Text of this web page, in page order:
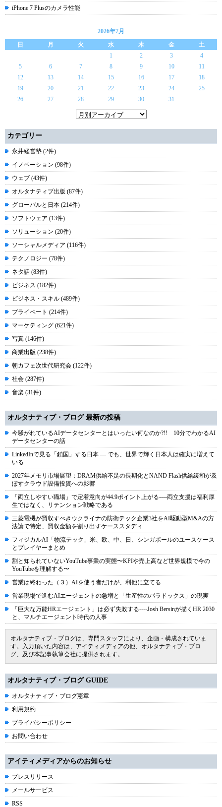
iPhone 7 Plusのカメラ性能
2026年7月
日
月 火 水 木 金
土
1
2 3
4
5
6 7 8 9 10
11
12
13 14 15 16 17
18
19
20 21 22 23 24
25
26
27 28 29 30 31
カテゴリー
永井経営塾 (2件)
イノベーション (98件)
ウェブ (43件)
オルタナティブ出版 (87件)
グローバルと日本 (214件)
ソフトウェア (13件)
ソリューション (20件)
ソーシャルメディア (116件)
テクノロジー (78件)
ネタ話 (83件)
ビジネス (182件)
ビジネス・スキル (489件)
プライベート (214件)
マーケティング (621件)
写真 (146件)
商業出版 (238件)
朝カフェ次世代研究会 (122件)
社会 (287件)
音楽 (31件)
オルタナティブ・ブログ 最新の投稿
今騒がれているAIデータセンターとはいったい何なのか?!! 10分でわかるAI
データセンターの話
LinkedInで見る「鎖国」する日本 ― でも、世界で輝く日本人は確実に増えて
いる
2027年メモリ市場展望：DRAM供給不足の長期化とNAND Flash供給緩和が及
ぼすクラウド設備投資への影響
「両立しやすい職場」で定着意向が44.9ポイント上がる----両立支援は福利厚
生ではなく、リテンション戦略である
三菱電機が買収すべきウクライナの防衛テック企業3社をAI駆動型M&Aの方
法論で特定、買収金額を割り出すケーススタディ
フィジカルAI「物流テック」米、欧、中、日、シンガポールのユースケース
とプレイヤーまとめ
割と知られていないYouTube事業の実態〜KPIや売上高など世界規模で今の
YouTubeを理解する〜
営業は終わった（３）AIを使う者だけが、利他に立てる
営業現場で進むAIエージェントの急増と「生産性のパラドックス」の現実
「巨大な万能HRエージェント」は必ず失敗する----Josh Bersinが描くHR 2030
と、マルチエージェント時代の人事
オルタナティブ・ブログは、専門スタッフにより、企画・構成されていま
す。入力頂いた内容は、アイティメディアの他、オルタナティブ・ブロ
グ、及び本記事執筆会社に提供されます。
オルタナティブ・ブログ GUIDE
オルタナティブ・ブログ憲章
利用規約
プライバシーポリシー
お問い合わせ
アイティメディアからのお知らせ
プレスリリース
メールサービス
RSS